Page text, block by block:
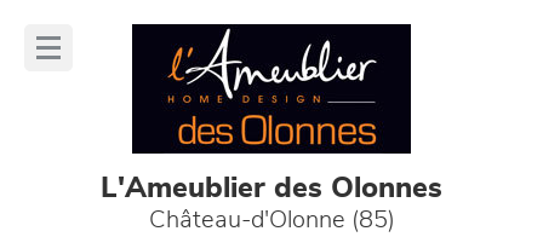
L'Ameublier des Olonnes
Château-d'Olonne (85)